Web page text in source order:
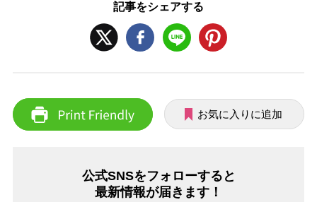
記事をシェアする
お気に入りに追加
公式SNSをフォローすると
最新情報が届きます！